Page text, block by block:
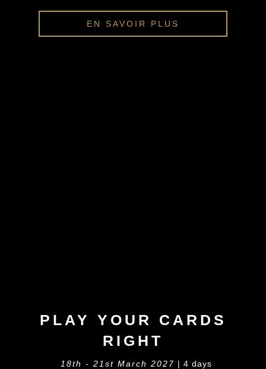
EN SAVOIR PLUS
PLAY YOUR CARDS
RIGHT
18th - 21st March 2027 | 4 days